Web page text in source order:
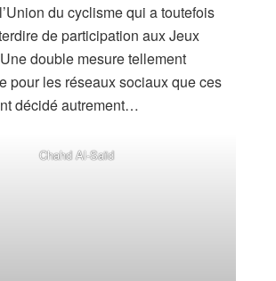
du cyclisme qui a toutefois
de participation aux Jeux
double mesure tellement
pour les réseaux sociaux que ces
décidé autrement…
Chahd Al-Saïd